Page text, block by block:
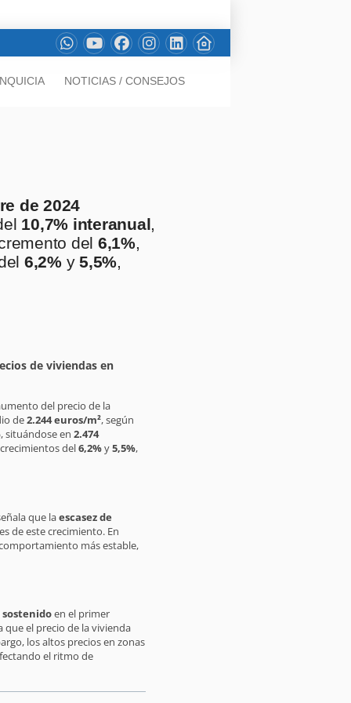
NOTICIAS / CONSEJOS
de 2024
10,7% interanual,
del 6,1%,
6,2%y5,5%,
de viviendas en
del precio de la
de2.244 euros/m², según
, situándose en 2.474
del6,2%y5,5%,
que laescasez de
de este crecimiento. En
más estable,
en el primer
que el precio de la vivienda
los altos precios en zonas
el ritmo de